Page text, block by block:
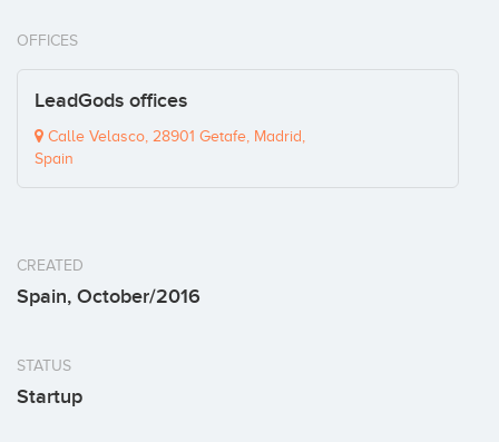
OFFICES
LeadGods offices
Calle Velasco, 28901 Getafe, Madrid,
Spain
CREATED
Spain, October/2016
STATUS
Startup